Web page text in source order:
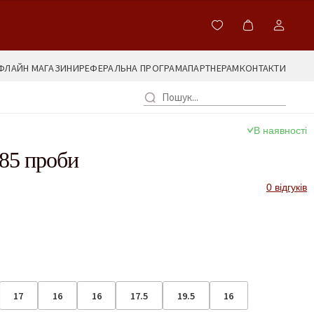
МАГАЗИНИРЕФЕРАЛЬНА ПРОГРАМАПАРТНЕРАМКОНТАКТИ
В наявності
проби
0 відгуків
17 16 16 17.5 19.5 16